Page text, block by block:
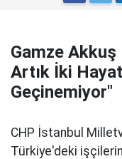
Gamze
Artık İki
Geçinemiyor"
CHP İstanbul
Türkiye'deki